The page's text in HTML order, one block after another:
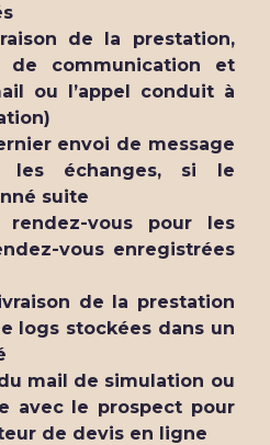
de la prestation,
de communication et
ou l’appel conduit à
envoi de message
les échanges, si le
suite
vous pour les
vous enregistrées
de la prestation
logs stockées dans un
du mail de simulation ou
avec le prospect pour
de devis en ligne